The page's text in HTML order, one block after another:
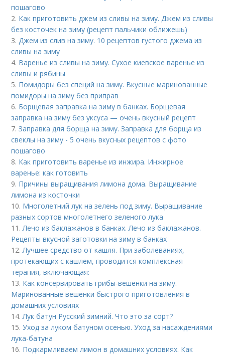
пошагово
2. Как приготовить джем из сливы на зиму. Джем из сливы
без косточек на зиму (рецепт пальчики оближешь)
3.Джем из слив на зиму. 10 рецептов густого джема из
сливы на зиму
4. Варенье из сливы на зиму. Сухое киевское варенье из
сливы и рябины
5. Помидоры без специй на зиму. Вкусные маринованные
помидоры на зиму без приправ
6. Борщевая заправка на зиму в банках. Борщевая
заправка на зиму без уксуса — очень вкусный рецепт
7.Заправка для борща на зиму. Заправка для борща из
свеклы на зиму - 5 очень вкусных рецептов с фото
пошагово
8. Как приготовить варенье из инжира. Инжирное
варенье: как готовить
9. Причины выращивания лимона дома. Выращивание
лимона из косточки
10. Многолетний лук на зелень под зиму. Выращивание
разных сортов многолетнего зеленого лука
11.Лечо из баклажанов в банках. Лечо из баклажанов.
Рецепты вкусной заготовки на зиму в банках
12.Лучшее средство от кашля. При заболеваниях,
протекающих с кашлем, проводится комплексная
терапия, включающая:
13. Как консервировать грибы-вешенки на зиму.
Маринованные вешенки быстрого приготовления в
домашних условиях
14.Лук батун Русский зимний. Что это за сорт?
15.Уход за луком батуном осенью. Уход за насаждениями
лука-батуна
16. Подкармливаем лимон в домашних условиях. Как